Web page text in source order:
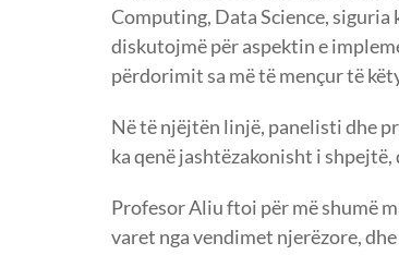
Computing, Data Science,
diskutojmë për aspektin e
përdorimit sa më të mençur të
Në të njëjtën linjë, panelisti dhe
ka qenë jashtëzakonisht i
Profesor Aliu ftoi për më shumë
varet nga vendimet njerëzore,